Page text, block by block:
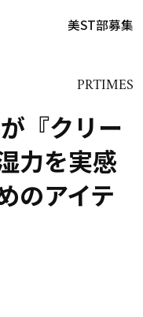
美ST部募集
PRTIMES
『クリー
力を実感
のアイテ